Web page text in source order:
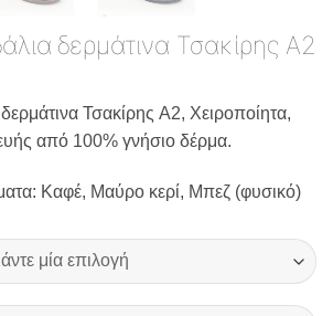
δερμάτινα Τσακίρης A2
Τσακίρης A2, Χειροποίητα,
από 100% γνήσιο δέρμα.
Καφέ, Μαύρο κερί, Μπεζ (φυσικό)